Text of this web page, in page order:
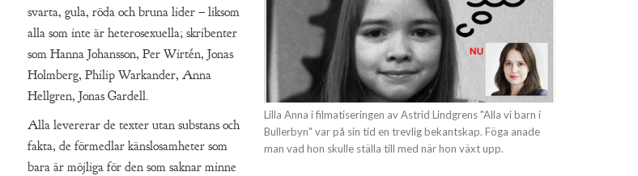
svarta, gula, röda och bruna lider – liksom
alla som inte är heterosexuella; skribenter
som Hanna Johansson, Per Wirtén, Jonas
Holmberg, Philip Warkander, Anna
Hellgren, Jonas Gardell.
Alla levererar de texter utan substans och
fakta, de förmedlar känslosamheter som
bara är möjliga för den som saknar minne
Lilla Anna i filmatiseringen av Astrid Lindgrens "Alla vi barn i
Bullerbyn" var på sin tid en trevlig bekantskap. Föga anade
man vad hon skulle ställa till med när hon växt upp.